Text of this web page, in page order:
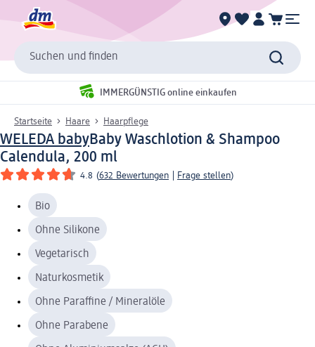
Suchen und finden
IMMERGÜNSTIG online einkaufen
Startseite Haare Haarpflege
WELEDA babyBaby Waschlotion & Shampoo
Calendula, 200 ml
4.8 (632 Bewertungen Frage stellen)
Bio
Ohne Silikone
Vegetarisch
Naturkosmetik
Ohne Paraffine / Mineralöle
Ohne Parabene